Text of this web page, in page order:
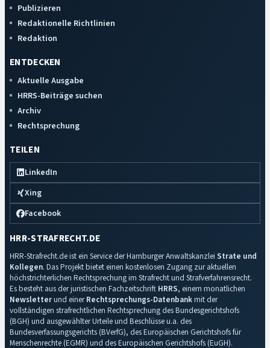
Publizieren
Redaktionelle Richtlinien
Redaktion
ENTDECKEN
Aktuelle Ausgabe
HRRS-Beiträge suchen
Archiv
Rechtsprechung
TEILEN
LinkedIn
Xing
Facebook
HRR-STRAFRECHT.DE
HRR-Strafrecht.de ist ein Service der Hamburger Anwaltskanzlei Strate und
Kollegen. Das Projekt bietet einen kostenlosen Zugang zur aktuellen
höchstrichterlichen Rechtsprechung im Strafrecht und Strafverfahrensrecht.
Es besteht aus der juristischen Fachzeitschrift HRRS, einem monatlichen
Newsletterund einerRechtsprechungs-Datenbankmit der
vollständigen strafrechtlichen Rechtsprechung des Bundesgerichtshofs
(BGH) und ausgewählter Urteile und Beschlüsse u.a. des
Bundesverfassungsgerichts (BVerfG), des Europäischen Gerichtshofs für
Menschenrechte (EGMR) und des Europäischen Gerichtshofs (EuGH).